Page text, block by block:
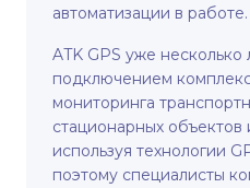
автоматизации в работе.
ATK GPS уже несколько
подключением
мониторинга
стационарных объектов
используя технологии
поэтому специалисты